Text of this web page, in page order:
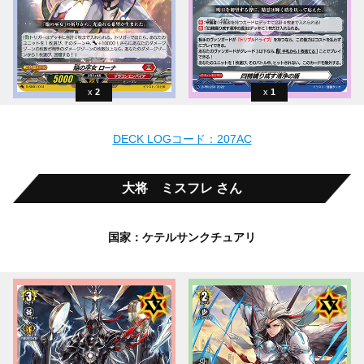
2 1
DECK LOGコード：207AC
大将 ミスフレ さん
国家：ケテルサンクチュアリ